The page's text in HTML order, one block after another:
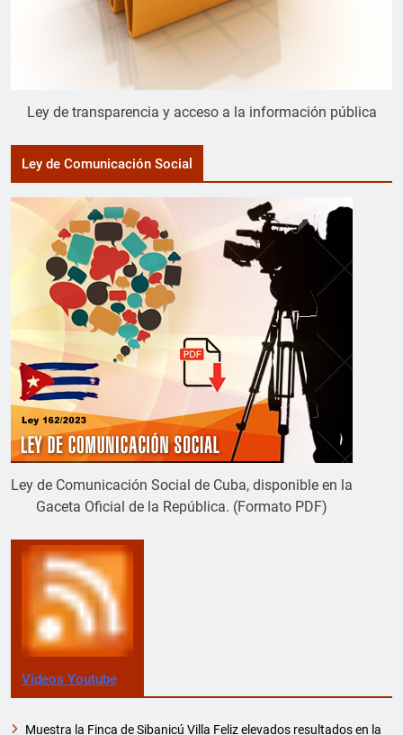
Ley de transparencia y acceso a la información pública
Ley de Comunicación Social
Ley de Comunicación Social de Cuba, disponible en la
Gaceta Oficial de la República. (Formato PDF)
Videos Youtube
Muestra la Finca de Sibanicú Villa Feliz elevados resultados en la